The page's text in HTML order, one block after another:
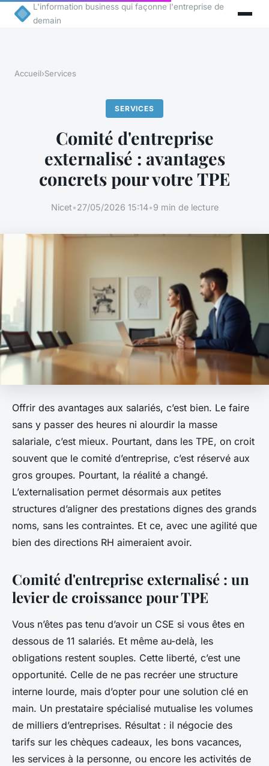
L'information business qui façonne l'entreprise de
demain
Accueil›Services
SERVICES
Comité d'entreprise
externalisé : avantages
concrets pour votre TPE
Nicet•27/05/2026 15:14•9 min de lecture
Offrir des avantages aux salariés, c’est bien. Le faire
sans y passer des heures ni alourdir la masse
salariale, c’est mieux. Pourtant, dans les TPE, on croit
souvent que le comité d’entreprise, c’est réservé aux
gros groupes. Pourtant, la réalité a changé.
L’externalisation permet désormais aux petites
structures d’aligner des prestations dignes des grands
noms, sans les contraintes. Et ce, avec une agilité que
bien des directions RH aimeraient avoir.
Comité d'entreprise externalisé : un
levier de croissance pour TPE
Vous n’êtes pas tenu d’avoir un CSE si vous êtes en
dessous de 11 salariés. Et même au-delà, les
obligations restent souples. Cette liberté, c’est une
opportunité. Celle de ne pas recréer une structure
interne lourde, mais d’opter pour une solution clé en
main. Un prestataire spécialisé mutualise les volumes
de milliers d’entreprises. Résultat : il négocie des
tarifs sur les chèques cadeaux, les bons vacances,
les services à la personne, ou encore les activités de